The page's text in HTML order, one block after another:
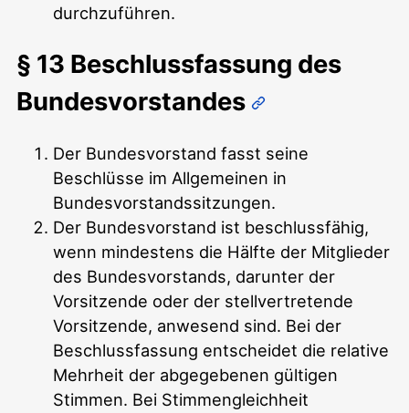
durchzuführen.
§ 13 Beschlussfassung des
Bundesvorstandes
Der Bundesvorstand fasst seine
Beschlüsse im Allgemeinen in
Bundesvorstandssitzungen.
Der Bundesvorstand ist beschlussfähig,
wenn mindestens die Hälfte der Mitglieder
des Bundesvorstands, darunter der
Vorsitzende oder der stellvertretende
Vorsitzende, anwesend sind. Bei der
Beschlussfassung entscheidet die relative
Mehrheit der abgegebenen gültigen
Stimmen. Bei Stimmengleichheit